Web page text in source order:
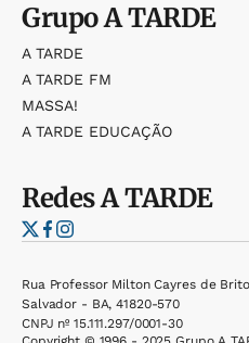
GrupoA TARDE
A TARDE
A TARDE FM
MASSA!
A TARDE EDUCAÇÃO
RedesA TARDE
Rua Professor Milton Cayres de
Salvador - BA, 41820-570
CNPJ nº 15.111.297/0001-30